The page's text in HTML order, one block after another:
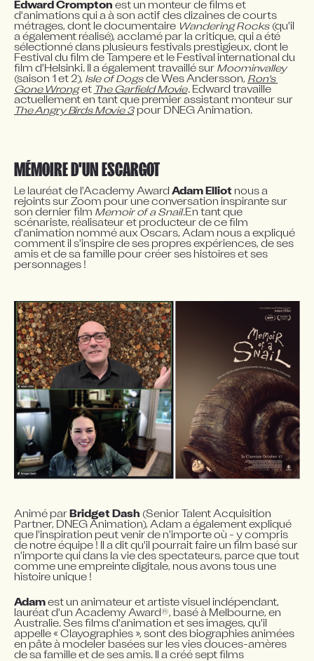
Edward Crompton est un monteur de films et
d'animations qui a à son actif des dizaines de courts
métrages, dont le documentaire Wandering Rocks (qu'il
a également réalisé), acclamé par la critique, qui a été
sélectionné dans plusieurs festivals prestigieux, dont le
Festival du film de Tampere et le Festival international du
film d'Helsinki. Il a également travaillé sur Moominvalley
(saison 1 et 2), Isle of Dogs de Wes Andersson, Ron's
Gone Wrong et The Garfield Movie. Edward travaille
The Angry Birds Movie 3 pour DNEG Animation.
MÉMOIRE D'UN ESCARGOT
Le lauréat de l'Academy Award Adam Elliot nous a
rejoints sur Zoom pour une conversation inspirante sur
son dernier film Memoir of a Snail.En tant que
scénariste, réalisateur et producteur de ce film
d'animation nommé aux Oscars, Adam nous a expliqué
comment il s'inspire de ses propres expériences, de ses
amis et de sa famille pour créer ses histoires et ses
personnages !
Animé par Bridget Dash (Senior Talent Acquisition
Partner, DNEG Animation), Adam a également expliqué
que l'inspiration peut venir de n'importe où - y compris
de notre équipe ! Il a dit qu'il pourrait faire un film basé sur
n'importe qui dans la vie des spectateurs, parce que tout
comme une empreinte digitale, nous avons tous une
histoire unique !
Adam est un animateur et artiste visuel indépendant,
lauréat d'un Academy Award ®, basé à Melbourne, en
Australie. Ses films d'animation et ses images, qu'il
appelle « Clayographies », sont des biographies animées
en pâte à modeler basées sur les vies douces-amères
de sa famille et de ses amis. Il a créé sept films